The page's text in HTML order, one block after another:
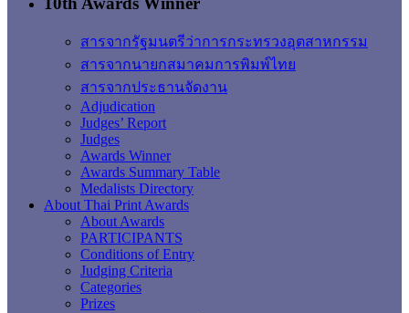
สารจากรัฐมนตรีว่าการกระทรวงอุตสาหกรรม
สารจากนายกสมาคมการพิมพ์ไทย
สารจากประธานจัดงาน
Adjudication
Judges’ Report
Judges
Awards Winner
Awards Summary Table
Medalists Directory
About Thai Print Awards
About Awards
PARTICIPANTS
Conditions of Entry
Judging Criteria
Categories
Prizes